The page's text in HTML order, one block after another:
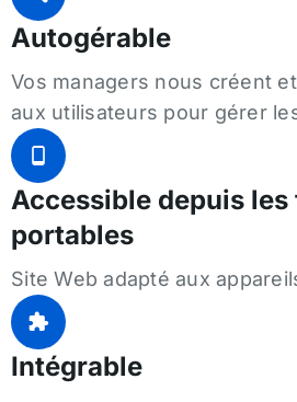
Autogérable
Vos managers nous créent
aux utilisateurs pour gérer
Accessible depuis
portables
Site Web adapté aux
Intégrable